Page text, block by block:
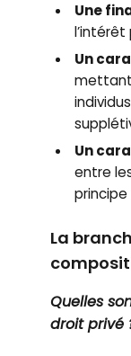
Une
l’intérêt
Un
mettant
Un
entre
principe
La
Quelles
droit privé